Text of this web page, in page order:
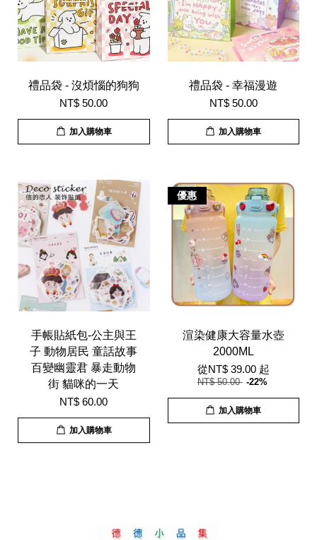
禮品袋 - 沒煩惱的狗狗
NT$ 50.00
加入購物車
禮品袋 - 幸福漫遊
NT$ 50.00
加入購物車
手帳貼紙包-公主與王
子 動物居民 童話故事
百變幽靈君 暴走動物
街 貓咪的一天
NT$ 60.00
加入購物車
優惠
渲染健康大容量水壺
2000ML
從NT$ 39.00 起
NT$ 50.00 -22%
加入購物車